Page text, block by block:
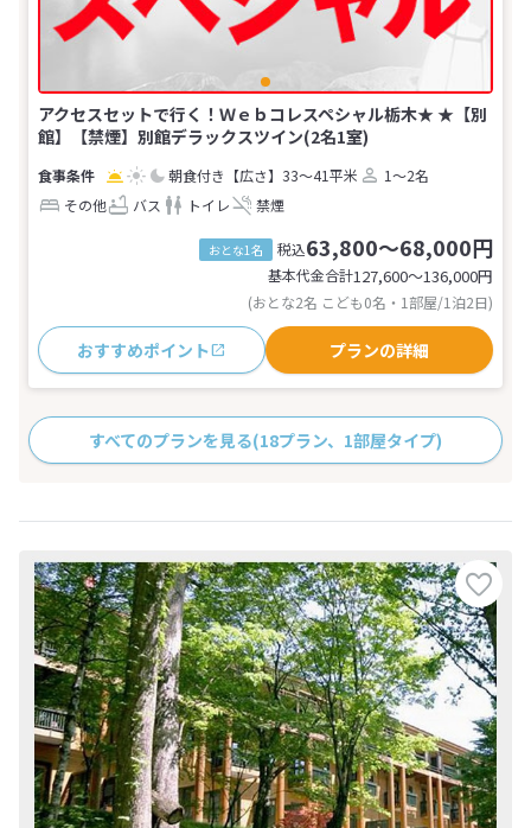
アクセスセットで行く！Ｗｅｂコレスペシャル栃木★ ★【別
館】【禁煙】別館デラックスツイン(2名1室)
朝食付き 【広さ】33～41平米
1～2名
その他
バス トイレ 禁煙
おとな1名 税込63,800～68,000円
基本代金合計127,600〜136,000円
(おとな2名 こども0名・1部屋/1泊2日)
おすすめポイント プランの詳細
すべてのプランを見る(18プラン、1部屋タイプ)